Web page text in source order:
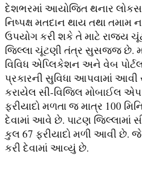
દેશભરમાં આયોજિત થનાર
નિષ્પક્ષ મતદાન થાય તથા તમામ
ઉપયોગ કરી શકે તે માટે રાજ્ય
જિલ્લા ચૂંટણી તંત્ર સુસજ્જ છે.
વિવિધ એપ્લિકેશન અને વેબ
પ્રકારની સુવિધા આપવામાં
કરાયેલ સી-વિજિલ મોબાઈલ
ફરીયાદો મળતા જ માત્ર 100
દેવામાં આવે છે. પાટણ જિલ્લામાં
કુલ 67 ફરીયાદો મળી આવી છે.
કરી દેવામાં આવ્યું છે.